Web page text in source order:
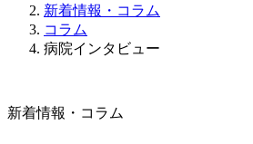
新着情報・コラム
コラム
病院インタビュー
新着情報・コラム